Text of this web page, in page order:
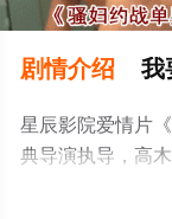
剧情介绍 我
星辰影院爱情片
典导演执导，高
免费观看高清未